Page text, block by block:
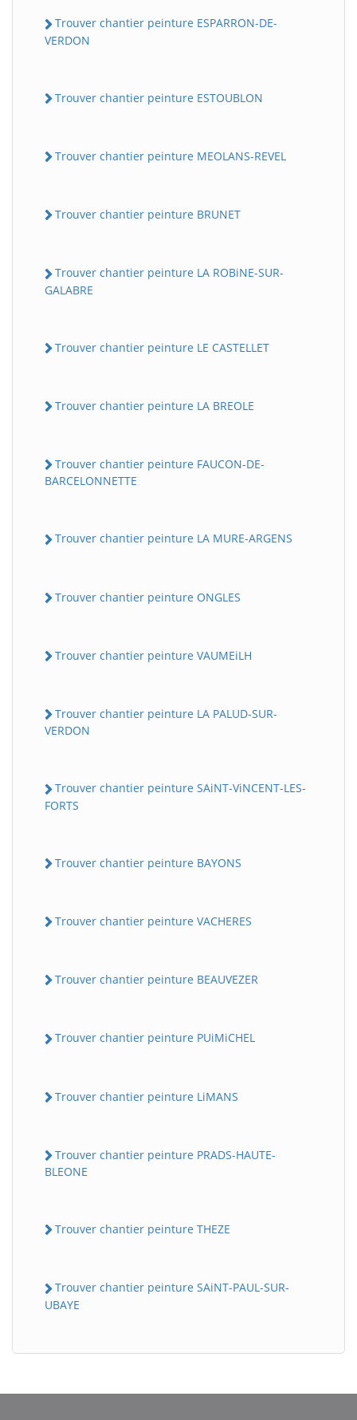
Trouver chantier peinture ESPARRON-DE-
VERDON
Trouver chantier peinture ESTOUBLON
Trouver chantier peinture MEOLANS-REVEL
Trouver chantier peinture BRUNET
Trouver chantier peinture LA ROBiNE-SUR-
GALABRE
Trouver chantier peinture LE CASTELLET
Trouver chantier peinture LA BREOLE
Trouver chantier peinture FAUCON-DE-
BARCELONNETTE
Trouver chantier peinture LA MURE-ARGENS
Trouver chantier peinture ONGLES
Trouver chantier peinture VAUMEiLH
Trouver chantier peinture LA PALUD-SUR-
VERDON
Trouver chantier peinture SAiNT-ViNCENT-LES-
FORTS
Trouver chantier peinture BAYONS
Trouver chantier peinture VACHERES
Trouver chantier peinture BEAUVEZER
Trouver chantier peinture PUiMiCHEL
Trouver chantier peinture LiMANS
Trouver chantier peinture PRADS-HAUTE-
BLEONE
Trouver chantier peinture THEZE
Trouver chantier peinture SAiNT-PAUL-SUR-
UBAYE
BatiWebPro